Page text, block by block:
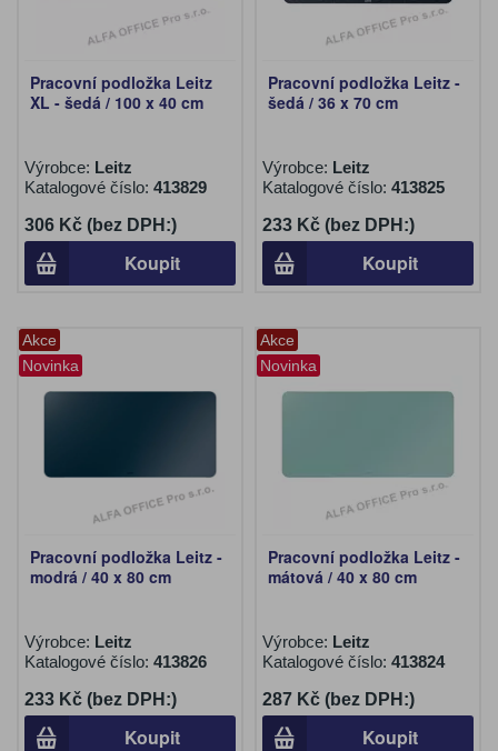
Pracovní podložka Leitz
XL - šedá / 100 x 40 cm
Výrobce: Leitz
Katalogové číslo: 413829
306 Kč (bez DPH:)
Koupit
Pracovní podložka Leitz -
šedá / 36 x 70 cm
Výrobce: Leitz
Katalogové číslo: 413825
233 Kč (bez DPH:)
Koupit
Akce
Novinka
Pracovní podložka Leitz -
modrá / 40 x 80 cm
Výrobce: Leitz
Katalogové číslo: 413826
233 Kč (bez DPH:)
Koupit
Akce
Novinka
Pracovní podložka Leitz -
mátová / 40 x 80 cm
Výrobce: Leitz
Katalogové číslo: 413824
287 Kč (bez DPH:)
Koupit